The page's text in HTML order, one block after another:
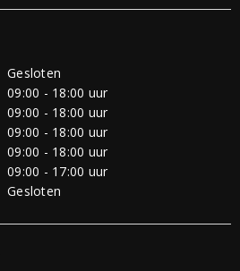
Gesloten
09:00 - 18:00 uur
09:00 - 18:00 uur
09:00 - 18:00 uur
09:00 - 18:00 uur
09:00 - 17:00 uur
Gesloten